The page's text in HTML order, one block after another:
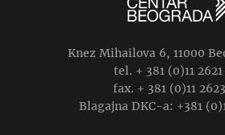
Knez Mihailova 6, 11000
tel. + 381 (0)11
fax. + 381 (0)11
Blagajna DKC-a: +381